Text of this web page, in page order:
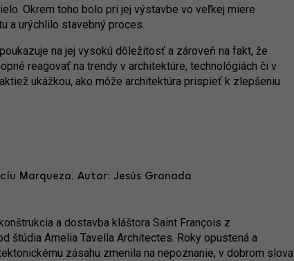
Okrem toho bolo pri jej výstavbe vo veľkej miere
a urýchlilo stavebný proces.
na jej vysokú dôležitosť a zároveň na fakt, že
reagovať na trendy v architektúre, technológiách či v
ukážkou, ako môže architektúra prispieť k zlepšeniu
Marqueza. Autor: Jesús Granada
a dostavba kláštora Saint François z
štúdia Amelia Tavella Architectes. Roky opustená a
zásahu zmenila na nepoznanie, v dobrom slova